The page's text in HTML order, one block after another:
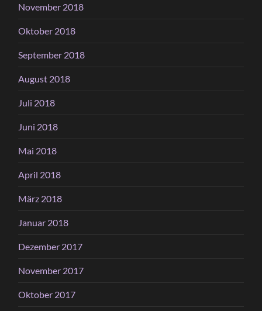
November 2018
Oktober 2018
September 2018
August 2018
Juli 2018
Juni 2018
Mai 2018
April 2018
März 2018
Januar 2018
Dezember 2017
November 2017
Oktober 2017